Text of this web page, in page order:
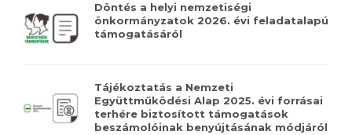
Döntés a helyi nemzetiségi
önkormányzatok 2026. évi feladatalapú
támogatásáról
Tájékoztatás a Nemzeti
Együttműködési Alap 2025. évi forrásai
terhére biztosított támogatások
beszámolóinak benyújtásának módjáról